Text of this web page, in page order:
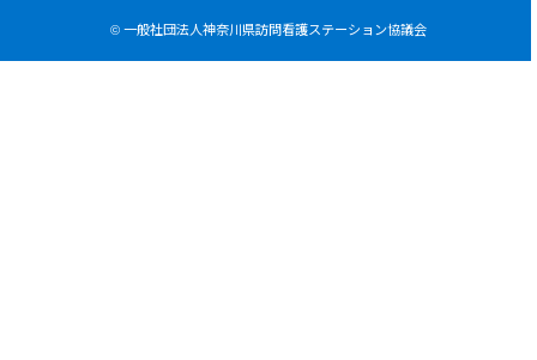
© 一般社団法人神奈川県訪問看護ステーション協議会